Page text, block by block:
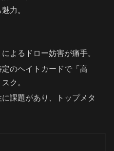
力。
よるドロー妨害が痛手。
定のヘイトカードで「高
ク。
課題があり、トップメタ